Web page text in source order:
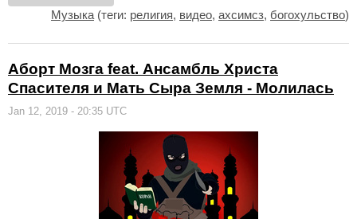
Музыка (теги: религия, видео, ахсимсз, богохульство)
Аборт Мозга feat. Ансамбль Христа
Спасителя и Мать Сыра Земля - Молилась
Jan 12, 2019 - 20:35 UTC